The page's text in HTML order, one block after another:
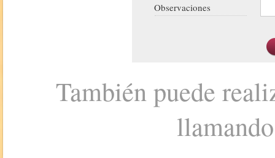
Observaciones
También puede